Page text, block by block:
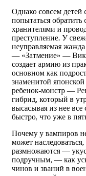
Однако совсем
попытаться
хранителями и
преступление. У
неуправляемая жажда
— «Затмение» —
создает армию из
основном как
знаменитой
ребенок-монстр —
гибрид, который в
высасывая из нее
быстро, что уже в
Почему у вампиров
может
размножаются —
подручным, — как
чинов и званий в